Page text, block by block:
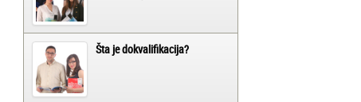
Šta je dokvalifikacija?